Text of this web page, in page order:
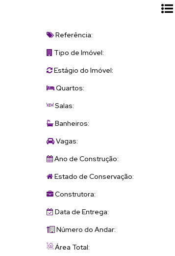
Referência:
Tipo de Imóvel:
Estágio do Imóvel:
Quartos:
Salas:
Banheiros:
Vagas:
Ano de Construção:
Estado de Conservação:
Construtora:
Data de Entrega:
Número do Andar:
Área Total: